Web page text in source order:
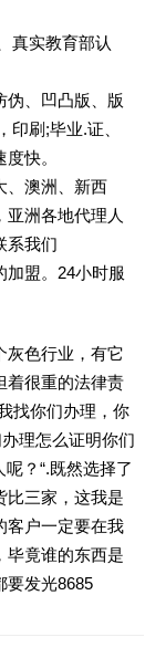
真实教育部认
、凹凸版、版
印刷;毕业.证、
快。
、澳洲、新西
亚洲各地代理人
系我们
盟。24小时服
灰色行业，有它
着很重的法律责
找你们办理，你
理怎么证明你们
？“.既然选择了
比三家，这我是
客户一定要在我
毕竟谁的东西是
要发光8685